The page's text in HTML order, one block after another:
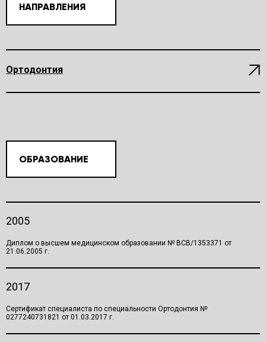
НАПРАВЛЕНИЯ
Ортодонтия
ОБРАЗОВАНИЕ
2005
Диплом о высшем медицинском образовании № ВСВ/1353371 от
21.06.2005 г.
2017
Сертификат специалиста по специальности Ортодонтия №
0277240731821 от 01.03.2017 г.